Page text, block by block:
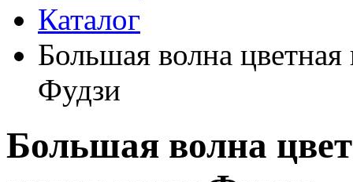
Каталог
Большая волна
Фудзи
Большая волна